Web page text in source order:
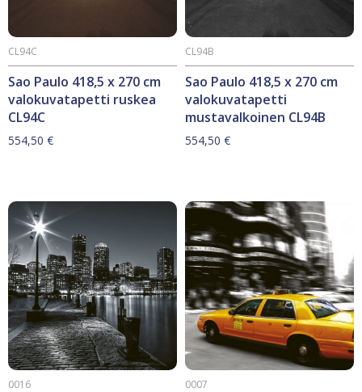
Sao Paulo 418,5 x 270 cm
valokuvatapetti ruskea
CL94C
CL94C
554,50 €
Sao Paulo 418,5 x 270 cm
valokuvatapetti
mustavalkoinen CL94B
CL94B
554,50 €
0016 0007